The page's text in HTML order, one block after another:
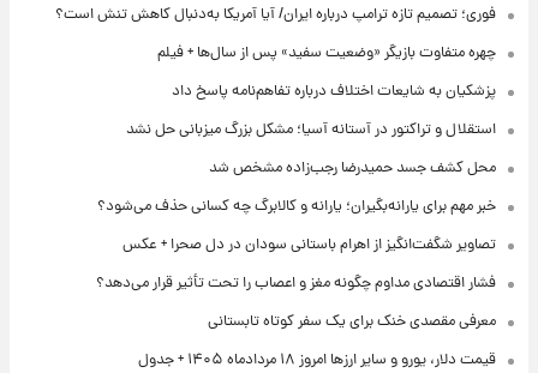
فوری؛ تصمیم تازه ترامپ درباره ایران/ آیا آمریکا به‌دنبال کاهش تنش است؟
چهره متفاوت بازیگر «وضعیت سفید» پس از سال‌ها + فیلم
پزشکیان به شایعات اختلاف درباره تفاهم‌نامه پاسخ داد
استقلال و تراکتور در آستانه آسیا؛ مشکل بزرگ میزبانی حل نشد
محل کشف جسد حمیدرضا رجب‌زاده مشخص شد
خبر مهم برای یارانه‌بگیران؛ یارانه و کالابرگ چه کسانی حذف می‌شود؟
تصاویر شگفت‌انگیز از اهرام باستانی سودان در دل صحرا + عکس
فشار اقتصادی مداوم چگونه مغز و اعصاب را تحت تأثیر قرار می‌دهد؟
معرفی مقصدی خنک برای یک سفر کوتاه تابستانی
قیمت دلار، یورو و سایر ارزها امروز ۱۸ مردادماه ۱۴۰۵ + جدول